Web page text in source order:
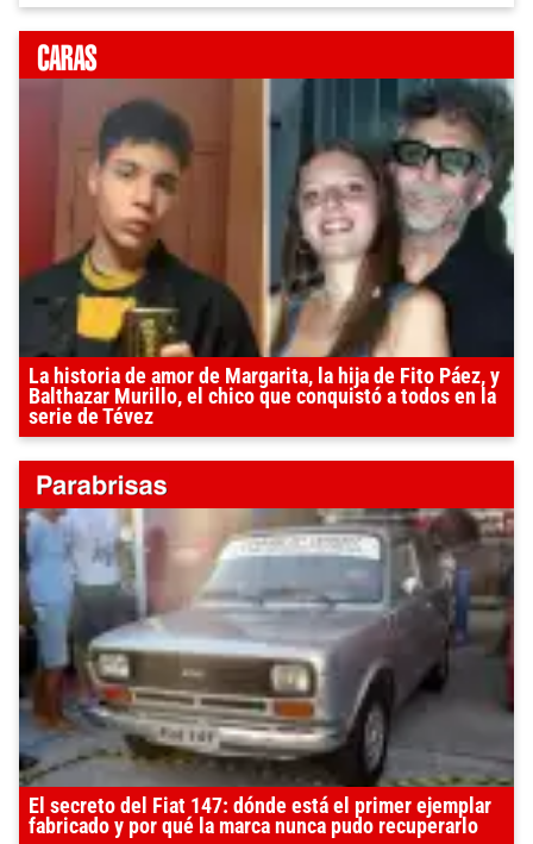
La historia de amor de Margarita, la hija de Fito Páez, y
Balthazar Murillo, el chico que conquistó a todos en la
serie de Tévez
El secreto del Fiat 147: dónde está el primer ejemplar
fabricado y por qué la marca nunca pudo recuperarlo